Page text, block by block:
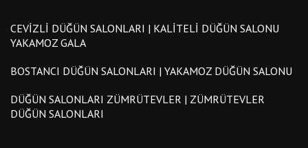
CEVIZLI DÜĞÜN SALONLARI | KALITELI DÜĞÜN SALONU
YAKAMOZ GALA
BOSTANCI DÜĞÜN SALONLARI | YAKAMOZ DÜĞÜN SALONU
DÜĞÜN SALONLARI ZÜMRÜTEVLER | ZÜMRÜTEVLER
DÜĞÜN SALONLARI